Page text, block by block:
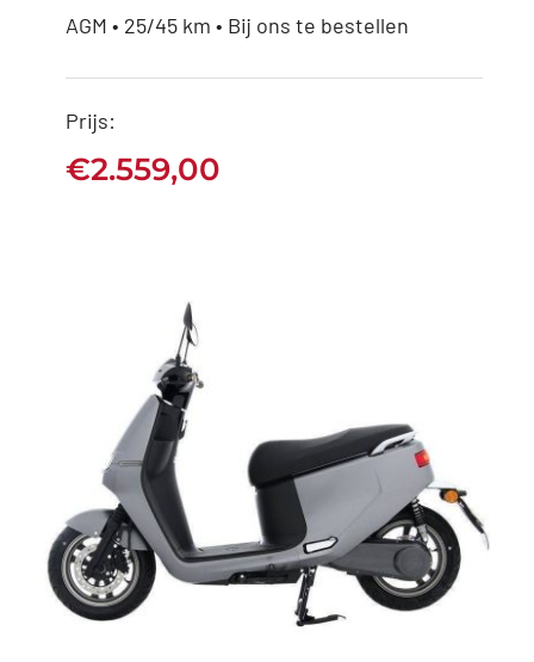
AGM Goccia GEV2000
€
AGM • 25/45 km • Bij ons te bestellen
Prijs:
€2.559,00